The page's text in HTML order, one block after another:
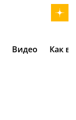
Видео Как